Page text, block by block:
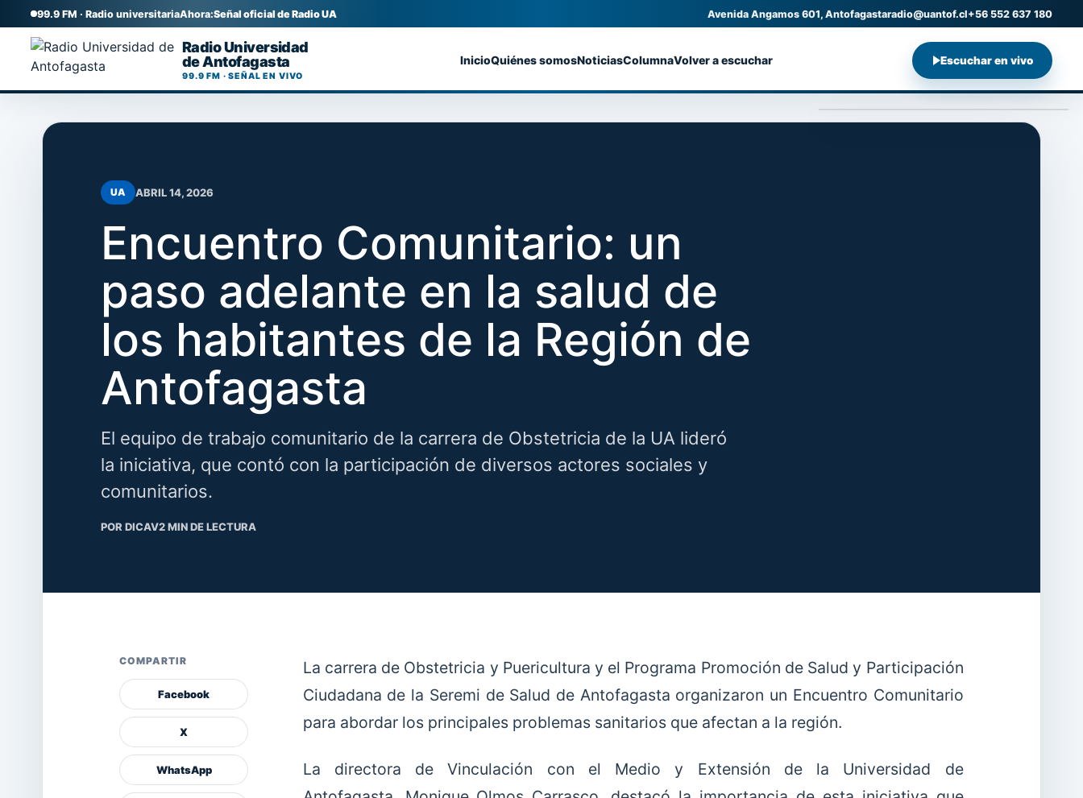
99.9 FM · Radio universitariaAhora:Señal oficial de Radio UA Avenida Angamos 601, Antofagastaradio@uantof.cl+56 552 637 180
Radio Universidad
de Antofagasta
99.9 FM · SEÑAL EN VIVO
InicioQuiénes somosNoticiasColumnaVolver a escuchar Escuchar en vivo
UA ABRIL 14, 2026
Encuentro Comunitario: un
paso adelante en la salud de
los habitantes de la Región de
Antofagasta
El equipo de trabajo comunitario de la carrera de Obstetricia de la UA lideró
la iniciativa, que contó con la participación de diversos actores sociales y
comunitarios.
POR DICAV2 MIN DE LECTURA
COMPARTIR
Facebook
X
WhatsApp
La carrera de Obstetricia y Puericultura y el Programa Promoción de Salud y Participación
Ciudadana de la Seremi de Salud de Antofagasta organizaron un Encuentro Comunitario
para abordar los principales problemas sanitarios que afectan a la región.
La directora de Vinculación con el Medio y Extensión de la Universidad de